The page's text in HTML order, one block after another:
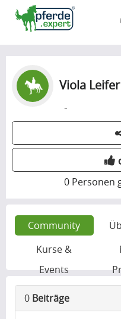
Viola Leifer
-
0 Personen
Community
Kurse &
Events
0 Beiträge